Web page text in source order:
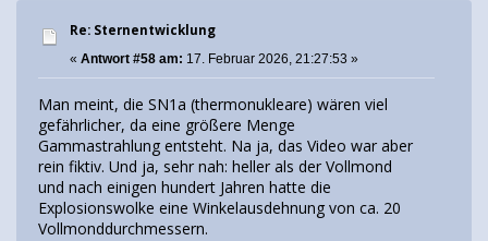
Re: Sternentwicklung
« Antwort #58 am: 17. Februar 2026, 21:27:53 »
Man meint, die SN1a (thermonukleare) wären viel
gefährlicher, da eine größere Menge
Gammastrahlung entsteht. Na ja, das Video war aber
rein fiktiv. Und ja, sehr nah: heller als der Vollmond
und nach einigen hundert Jahren hatte die
Explosionswolke eine Winkelausdehnung von ca. 20
Vollmonddurchmessern.